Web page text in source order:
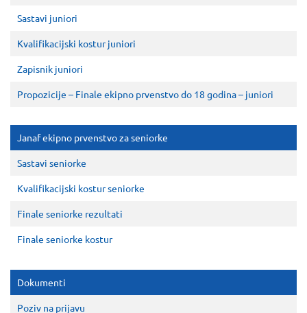
Sastavi juniori
Kvalifikacijski kostur juniori
Zapisnik juniori
Propozicije – Finale ekipno prvenstvo do 18 godina – juniori
Janaf ekipno prvenstvo za seniorke
Sastavi seniorke
Kvalifikacijski kostur seniorke
Finale seniorke rezultati
Finale seniorke kostur
Dokumenti
Poziv na prijavu